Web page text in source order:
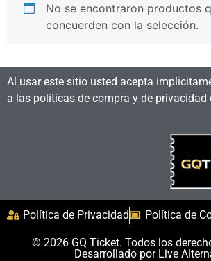
No se encontraron productos
concuerden con la selección.
Al usar este sitio usted acepta
a las políticas de compra y de privacidad
Política de Privacidad Política de
© 2026 GQ Ticket. Todos los
Desarrollado por Live